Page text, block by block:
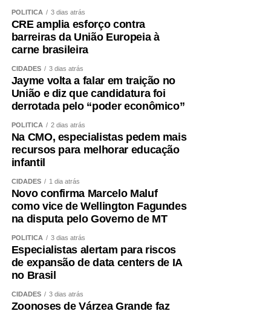
POLÍTICA 3 dias atrás
CRE amplia esforço contra
barreiras da União Europeia à
carne brasileira
CIDADES 3 dias atrás
Jayme volta a falar em traição no
União e diz que candidatura foi
derrotada pelo “poder econômico”
POLÍTICA 2 dias atrás
Na CMO, especialistas pedem mais
recursos para melhorar educação
infantil
CIDADES 1 dia atrás
Novo confirma Marcelo Maluf
como vice de Wellington Fagundes
na disputa pelo Governo de MT
POLÍTICA 3 dias atrás
Especialistas alertam para riscos
de expansão de data centers de IA
no Brasil
CIDADES 3 dias atrás
Zoonoses de Várzea Grande faz